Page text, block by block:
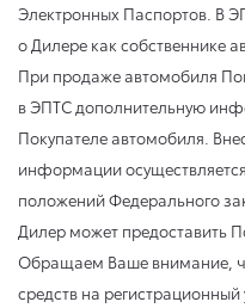
Электронных Паспортов. В
о Дилере как собственнике
При продаже автомобиля
в ЭПТС дополнительную
Покупателе автомобиля.
информации
положений Федерального
Дилер может предоставить
Обращаем Ваше внимание,
средств на регистрационный